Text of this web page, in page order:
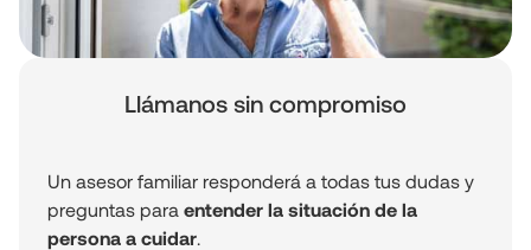
Llámanos sin compromiso
Un asesor familiar responderá a todas tus dudas y
preguntas para entender la situación de la
persona a cuidar.